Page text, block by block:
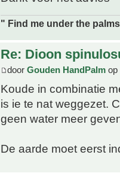
" Find me under the
Re: Dioon
door Gouden HandPalm op
Koude in combinatie
is ie te nat weggezet.
geen water meer
De aarde moet eerst